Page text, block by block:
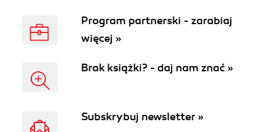
Program partnerski - zarabiaj
więcej »
Brak książki? - daj nam znać »
Subskrybuj newsletter »